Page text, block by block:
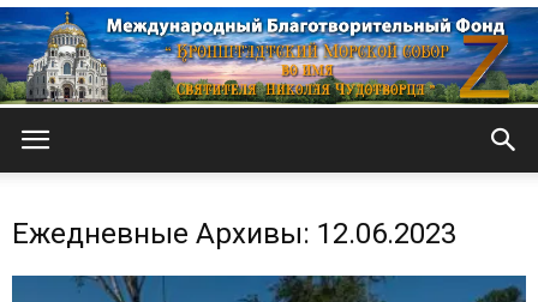
Ежедневные Архивы: 12.06.2023